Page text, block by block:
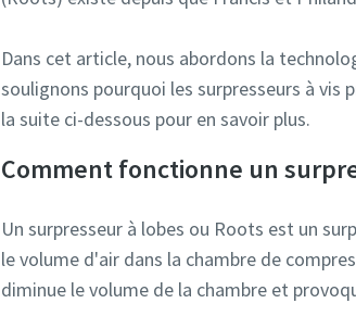
Dans cet article, nous abordons la
soulignons pourquoi les surpresseurs à vis
la suite ci-dessous pour en savoir plus.
Comment fonctionne un
Un surpresseur à lobes ou Roots est un
le volume d'air dans la chambre de
diminue le volume de la chambre et